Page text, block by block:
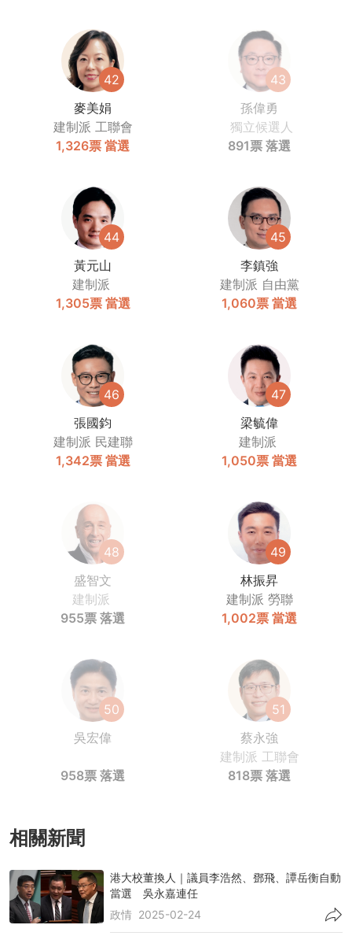
42
麥美娟
建制派 工聯會
1,326票 當選
43
孫偉勇
獨立候選人
891票 落選
44
黃元山
建制派
1,305票 當選
45
李鎮強
建制派 自由黨
1,060票 當選
46
張國鈞
建制派 民建聯
1,342票 當選
47
梁毓偉
建制派
1,050票 當選
48
盛智文
建制派
955票 落選
49
林振昇
建制派 勞聯
1,002票 當選
50
吳宏偉
958票 落選
51
蔡永強
建制派 工聯會
818票 落選
相關新聞
港大校董換人｜議員李浩然、鄧飛、譚岳衡自動
當選 吳永嘉連任
政情 2025-02-24